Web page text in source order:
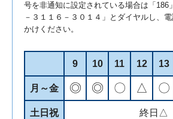
号を非通知に設定されている場合は「186
－３１１６－３０１４」とダイヤルし、
かけください。
9 10 11 12 13
月～金 ◎ ◎ 〇 △ 〇
土日祝 終日△